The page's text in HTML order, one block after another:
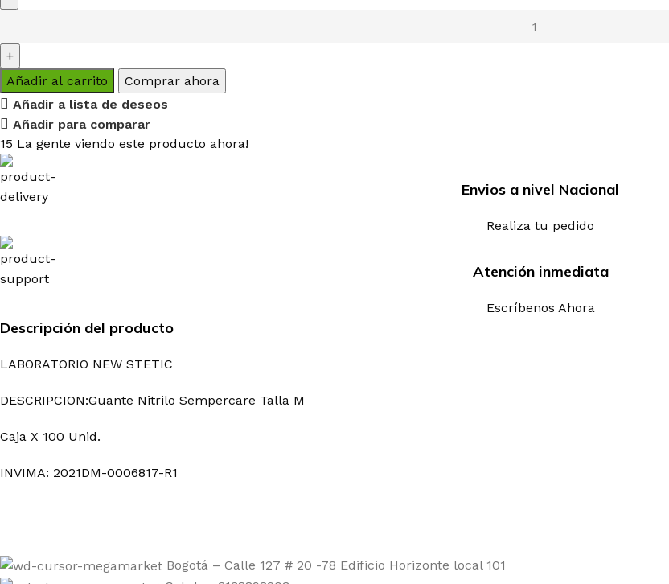
Añadir al carrito
Comprar ahora
Añadir a lista de deseos
Añadir para comparar
15 La gente viendo este producto ahora!
Envios a nivel Nacional
Realiza tu pedido
Atención inmediata
Escríbenos Ahora
Descripción del producto
LABORATORIO NEW STETIC
DESCRIPCION:Guante Nitrilo Sempercare Talla M
Caja X 100 Unid.
INVIMA: 2021DM-0006817-R1
Bogotá – Calle 127 # 20 -78 Edificio Horizonte local 101